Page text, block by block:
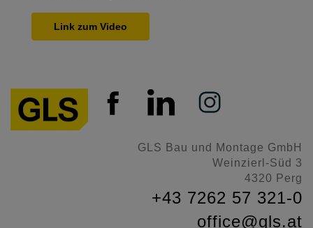
Link zum Video
GLS Bau und Montage GmbH
Weinzierl-Süd 3
4320 Perg
+43 7262 57 321-0
office@gls.at